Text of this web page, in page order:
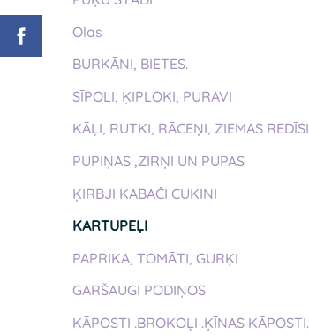
Olas
BURKĀNI, BIETES.
SĪPOLI, ĶIPLOKI, PURAVI
KĀĻI, RUTKI, RĀCEŅI, ZIEMAS REDĪSI
PUPIŅAS ,ZIRŅI UN PUPAS
ĶIRBJI KABAČI CUKINI
KARTUPEĻI
PAPRIKA, TOMĀTI, GURĶI
GARŠAUGI PODIŅOS
KĀPOSTI .BROKOĻI .ĶĪNAS KĀPOSTI.